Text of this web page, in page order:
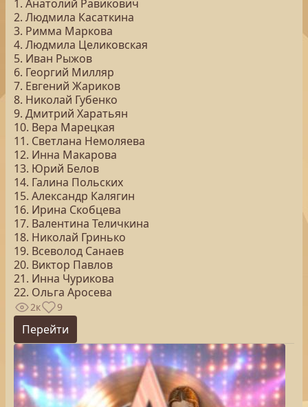
1. Анатолий Равикович
2. Людмила Касаткина
3. Римма Маркова
4. Людмила Целиковская
5. Иван Рыжов
6. Георгий Милляр
7. Евгений Жариков
8. Николай Губенко
9. Дмитрий Харатьян
10. Вера Марецкая
11. Светлана Немоляева
12. Инна Макарова
13. Юрий Белов
14. Галина Польских
15. Александр Калягин
16. Ирина Скобцева
17. Валентина Теличкина
18. Николай Гринько
19. Всеволод Санаев
20. Виктор Павлов
21. Инна Чурикова
22. Ольга Аросева
2к 9
Перейти